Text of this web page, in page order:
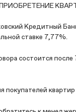
Кредитный
ставке 7,77%.
состоится